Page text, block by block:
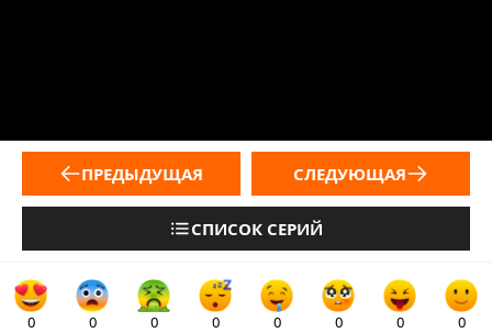
ПРЕДЫДУЩАЯ
СПИСОК СЕРИЙ
СЛЕДУЮЩАЯ
0 0 0 0 0 0 0 0